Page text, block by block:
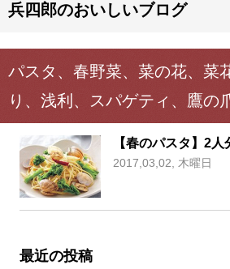
兵四郎のおいしいブログ
パスタ、春野菜、菜の花、菜
り、浅利、スパゲティ、鷹の
【春のパスタ】2人
2017,03,02, 木曜日
最近の投稿